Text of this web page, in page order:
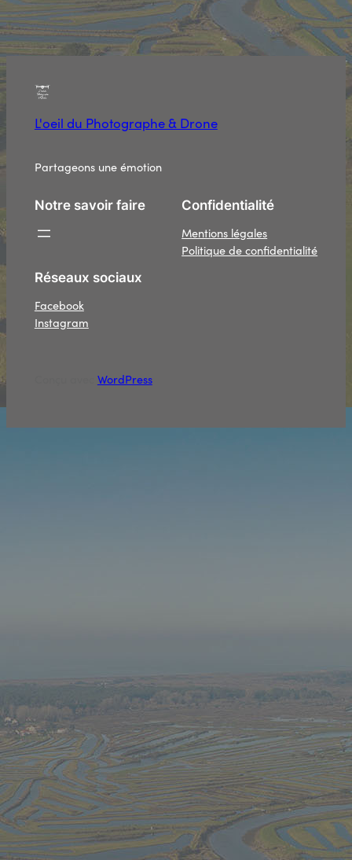
L'oeil du Photographe & Drone
Partageons une émotion
Notre savoir faire
Confidentialité
Mentions légales
Politique de confidentialité
Réseaux sociaux
Facebook
Instagram
WordPress